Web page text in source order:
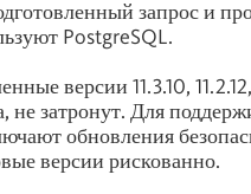
запрос и
PostgreSQL.
версии 11.3.10, 11.2.12,
затронут. Для
обновления
версии рискованно.